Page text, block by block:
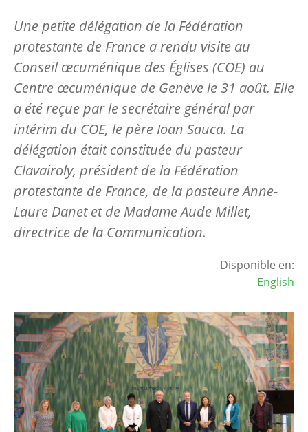
Une petite délégation de la Fédération
protestante de France a rendu visite au
Conseil œcuménique des Églises (COE) au
Centre œcuménique de Genève le 31 août. Elle
a été reçue par le secrétaire général par
intérim du COE, le père Ioan Sauca. La
délégation était constituée du pasteur
Clavairoly, président de la Fédération
protestante de France, de la pasteure Anne-
Laure Danet et de Madame Aude Millet,
directrice de la Communication.
Disponible en:
English
Image